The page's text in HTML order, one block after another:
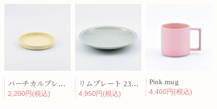
バーチカルプレート 15cm 化粧土
2,200円(税込)
リムプレート 23cm 呉須散
4,950円(税込)
Pink mug
4,400円(税込)